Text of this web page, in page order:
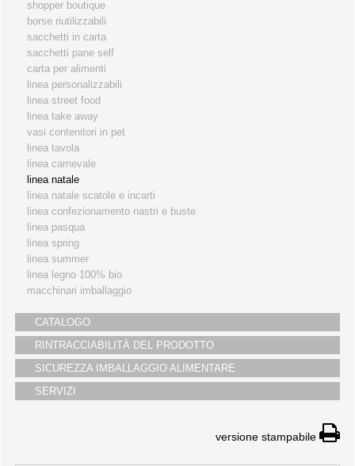
i partners
servizio clienti
fiere
shopper boutique
borse riutilizzabili
sacchetti in carta
sacchetti pane self
carta per alimenti
linea personalizzabili
linea street food
linea take away
vasi contenitori in pet
linea tavola
linea carnevale
linea natale
linea natale scatole e incarti
linea confezionamento nastri e buste
linea pasqua
linea spring
linea summer
linea legno 100% bio
macchinari imballaggio
CATALOGO
RINTRACCIABILITÀ DEL PRODOTTO
SICUREZZA IMBALLAGGIO ALIMENTARE
SERVIZI
versione stampabile